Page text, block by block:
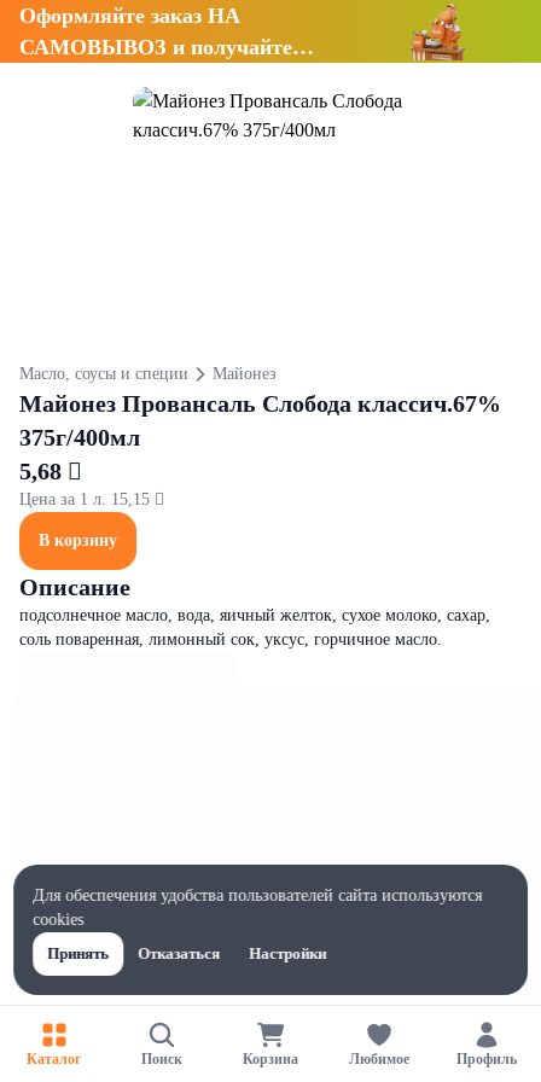
Оформляйте заказ НА
САМОВЫВОЗ и получайте
Масло, соусы и специи Майонез
Майонез Провансаль Слобода классич.67%
375г/400мл
5,68 
Цена за 1 л. 15,15 
В корзину
Описание
подсолнечное масло, вода, яичный желток, сухое молоко, сахар,
соль поваренная, лимонный сок, уксус, горчичное масло.
Характеристики
Каталог Поиск Корзина Любимое Профиль
Для обеспечения удобства пользователей сайта используются
cookies
Принять
Отказаться Настройки